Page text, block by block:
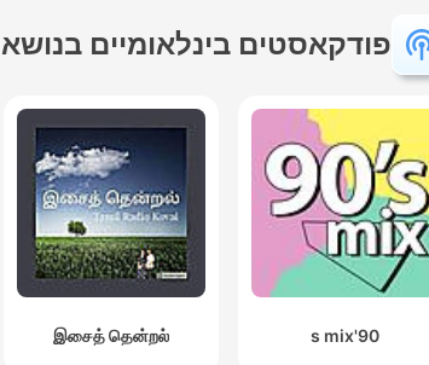
פודקאסטים בינלאומיים
90's mix
இசைத் தென்றல்